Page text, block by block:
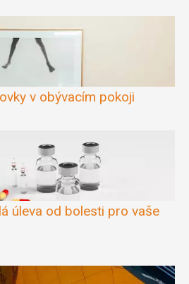
v obývacím pokoji
úleva od bolesti pro vaše